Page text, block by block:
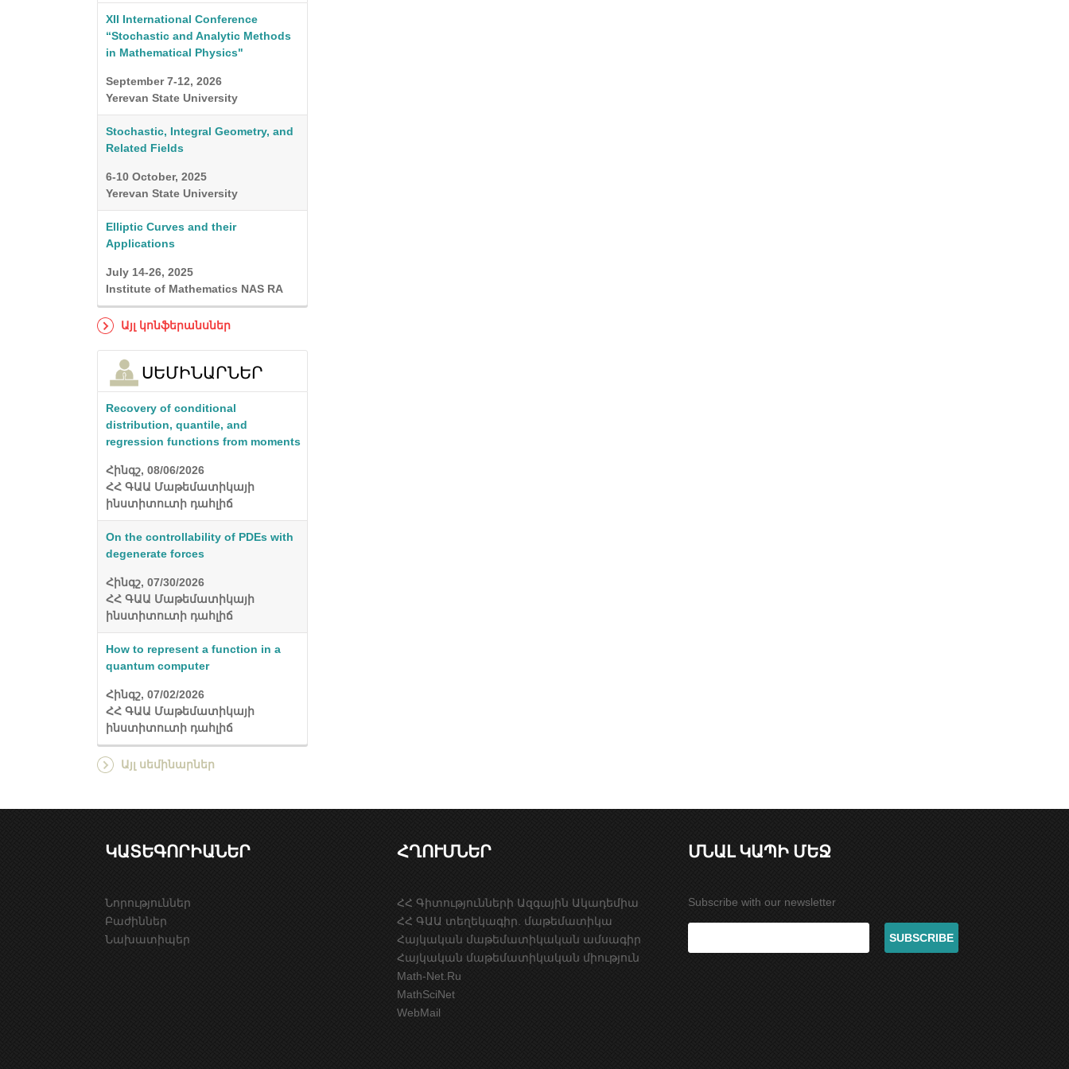
XII International Conference
“Stochastic and Analytic Methods
in Mathematical Physics"
September 7-12, 2026
Yerevan State University
Stochastic, Integral Geometry, and
Related Fields
6-10 October, 2025
Yerevan State University
Elliptic Curves and their
Applications
July 14-26, 2025
Institute of Mathematics NAS RA
Այլ կոնֆերանսներ
ՍԵՄԻՆԱՐՆԵՐ
Recovery of conditional
distribution, quantile, and
regression functions from moments
Հինգշ, 08/06/2026
ՀՀ ԳԱԱ Մաթեմատիկայի
ինստիտուտի դահլիճ
On the controllability of PDEs with
degenerate forces
Հինգշ, 07/30/2026
ՀՀ ԳԱԱ Մաթեմատիկայի
ինստիտուտի դահլիճ
How to represent a function in a
quantum computer
Հինգշ, 07/02/2026
ՀՀ ԳԱԱ Մաթեմատիկայի
ինստիտուտի դահլիճ
Այլ սեմինարներ
ԿԱՏԵԳՈՐԻԱՆԵՐ
Նորություններ
Բաժիններ
Նախատիպեր
ՀՂՈՒՄՆԵՐ
ՀՀ Գիտությունների Ազգային Ակադեմիա
ՀՀ ԳԱԱ տեղեկագիր. մաթեմատիկա
Հայկական մաթեմատիկական ամսագիր
Հայկական մաթեմատիկական միություն
Math-Net.Ru
MathSciNet
WebMail
ՄՆԱԼ ԿԱՊԻ ՄԵՋ
Subscribe with our newsletter